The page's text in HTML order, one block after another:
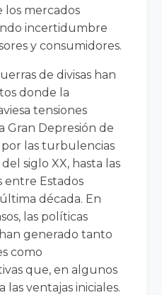
los mercados
incertidumbre
y consumidores.
de divisas han
donde la
tensiones
Gran Depresión de
por las turbulencias
siglo XX, hasta las
entre Estados
década. En
las políticas
generado tanto
como
que, en algunos
las ventajas iniciales.